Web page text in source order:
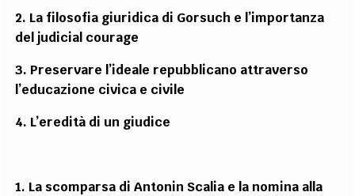
2. La filosofia giuridica di Gorsuch e l’importanza
del judicial courage
3. Preservare l’ideale repubblicano attraverso
l’educazione civica e civile
4. L’eredità di un giudice
1. La scomparsa di Antonin Scalia e la nomina alla